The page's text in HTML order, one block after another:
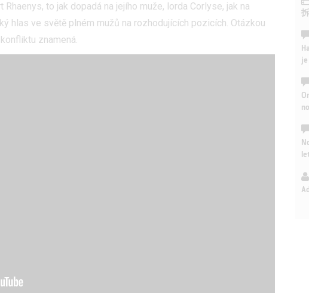
to jak dopadá na jejího muže, lorda Corlyse, jak na
hlas ve světě plném mužů na rozhodujících pozicích. Otázkou
znamená.